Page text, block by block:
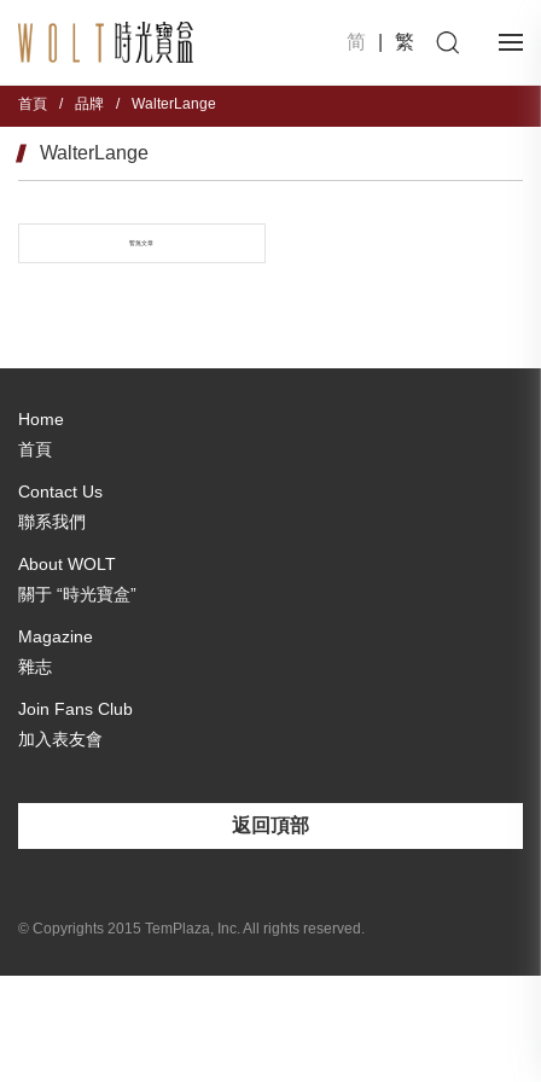
简 繁
首頁 / 品牌 / WalterLange
WalterLange
暫無文章
Home
首頁
Contact Us
聯系我們
About WOLT
關于 “時光寶盒”
Magazine
雜志
Join Fans Club
加入表友會
返回頂部
© Copyrights 2015 TemPlaza, Inc. All rights reserved.